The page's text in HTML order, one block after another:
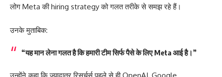
लोग Meta की hiring strategy को गलत तरीके से समझ रहे हैं।
उनके मुताबिक:
“यह मान लेना गलत है कि हमारी टीम सिर्फ पैसे के लिए Meta आई है।”